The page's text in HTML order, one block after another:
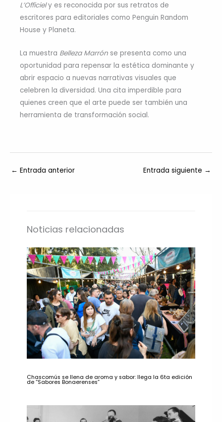
L’Officiely es reconocida por sus retratos de
escritores para editoriales como Penguin Random
House y Planeta.
La muestra Belleza Marrón se presenta como una
oportunidad para repensar la estética dominante y
abrir espacio a nuevas narrativas visuales que
celebren la diversidad. Una cita imperdible para
quienes creen que el arte puede ser también una
herramienta de transformación social.
← Entrada anterior Entrada siguiente →
Noticias relacionadas
Chascomús se llena de aroma y sabor: llega la 6ta edición
de “Sabores Bonaerenses”